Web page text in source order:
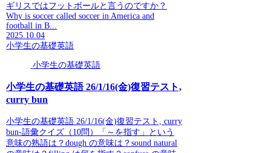
ギリスではフットボールと言うのですか？
Why is soccer called soccer in America and
football in B...
2025.10.04
小学生の基礎英語
小学生の基礎英語
小学生の基礎英語 26/1/16(金)復習テスト,
curry bun
小学生の基礎英語 26/1/16(金)復習テスト, curry
bun-語彙クイズ（10問）「～を指す」という
意味の熟語は？dough の意味は？sound natural